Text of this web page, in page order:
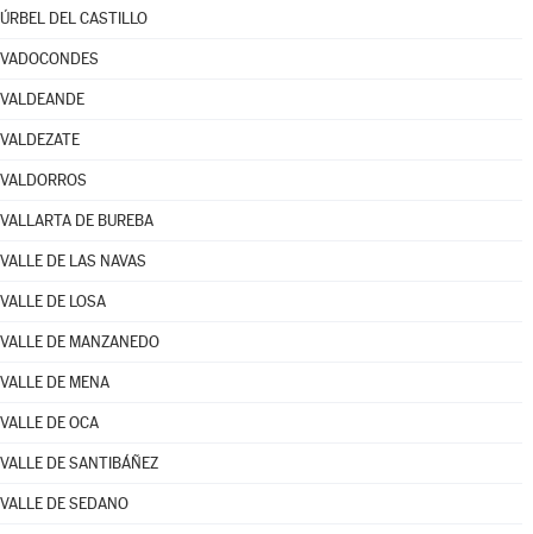
ÚRBEL DEL CASTILLO
VADOCONDES
VALDEANDE
VALDEZATE
VALDORROS
VALLARTA DE BUREBA
VALLE DE LAS NAVAS
VALLE DE LOSA
VALLE DE MANZANEDO
VALLE DE MENA
VALLE DE OCA
VALLE DE SANTIBÁÑEZ
VALLE DE SEDANO